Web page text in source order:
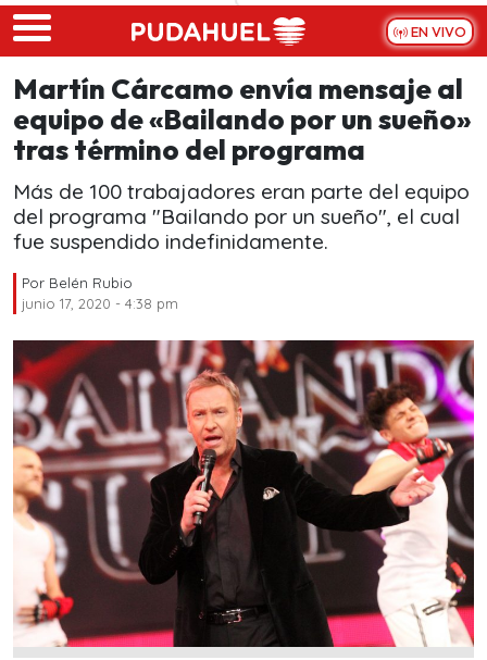
Skip to main content
EN VIVO
Martín Cárcamo envía mensaje al
equipo de «Bailando por un sueño»
tras término del programa
Más de 100 trabajadores eran parte del equipo
del programa "Bailando por un sueño", el cual
fue suspendido indefinidamente.
Por Belén Rubio
junio 17, 2020 - 4:38 pm